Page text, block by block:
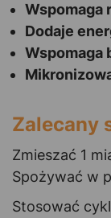
Wspomaga
Dodaje
Wspomaga
Zalecany
Zmieszać 1
Spożywać w
Stosować